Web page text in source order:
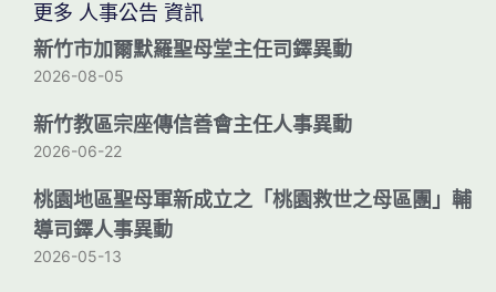
更多 人事公告 資訊
新竹市加爾默羅聖母堂主任司鐸異動
2026-08-05
新竹教區宗座傳信善會主任人事異動
2026-06-22
桃園地區聖母軍新成立之「桃園救世之母區團」輔
導司鐸人事異動
2026-05-13